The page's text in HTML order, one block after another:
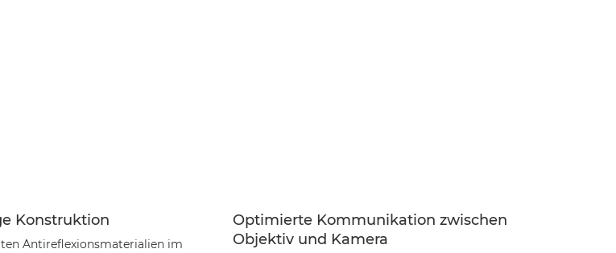
Konstruktion
Antireflexionsmaterialien im
Optimierte Kommunikation zwischen
Objektiv und Kamera